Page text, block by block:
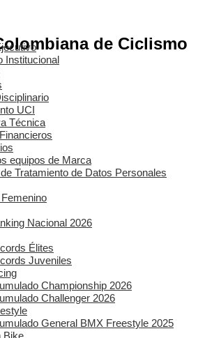
de Ciclismo
Institucional
UCI
Técnica
equipos de Marca
Tratamiento de Datos Personales
Nacional 2026
Élites
Juveniles
Championship 2026
Challenger 2026
General BMX Freestyle 2025
Bike